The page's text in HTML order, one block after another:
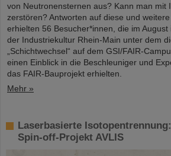
von Neutronensternen aus? Kann man mit
zerstören? Antworten auf diese und
erhielten 56 Besucher*innen, die im August
der Industriekultur Rhein-Main unter dem
„Schichtwechsel“ auf dem GSI/FAIR-
einen Einblick in die Beschleuniger und
das FAIR-Bauprojekt erhielten.
Mehr »
Laserbasierte
Spin-off-Projekt AVLIS